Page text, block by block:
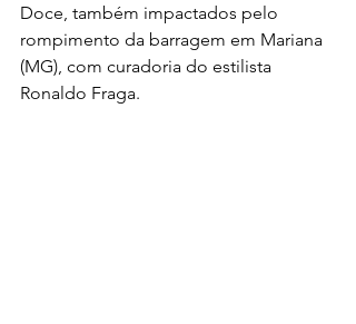
Doce, também impactados pelo
rompimento da barragem em Mariana
(MG), com curadoria do estilista
Ronaldo Fraga.